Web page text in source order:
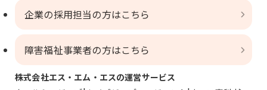
企業の採用担当の方はこちら
障害福祉事業者の方はこちら
株式会社エス・エム・エスの運営サービス